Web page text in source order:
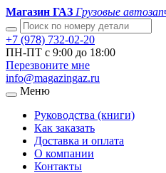
Магазин ГАЗ Грузовые
+7 (978) 732-02-20
ПН-ПТ с 9:00 до 18:00
Перезвоните мне
info@magazingaz.ru
Меню
Руководства (книги)
Как заказать
Доставка и оплата
О компании
Контакты